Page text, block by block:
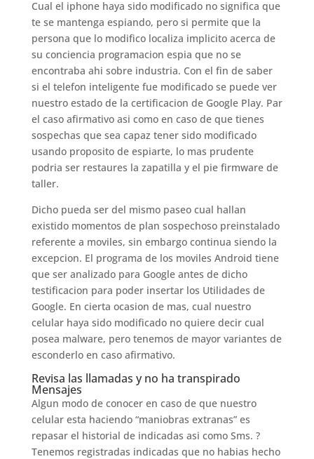
Cual el iphone haya sido modificado no significa que
te se mantenga espiando, pero si permite que la
persona que lo modifico localiza implicito acerca de
su conciencia programacion espia que no se
encontraba ahi sobre industria. Con el fin de saber
si el telefon inteligente fue modificado se puede ver
nuestro estado de la certificacion de Google Play. Par
el caso afirmativo asi­ como en caso de que tienes
sospechas que sea capaz tener sido modificado
usando proposito de espiarte, lo mas prudente
podri­a ser restaures la zapatilla y el pie firmware de
taller.
Dicho pueda ser del mismo paseo cual hallan
existido momentos de plan sospechoso preinstalado
referente a moviles, sin embargo continua siendo la
excepcion. El programa de los moviles Android tiene
que ser analizado para Google antes de dicho
testificacion para poder insertar los Utilidades de
Google. En cierta ocasion de mas, cual nuestro
celular haya sido modificado no quiere decir cual
posea malware, pero tenemos de mayor variantes de
esconderlo en caso afirmativo.
Revisa las llamadas y no ha transpirado
Mensajes
Algun modo de conocer en caso de que nuestro
celular esta haciendo “maniobras extranas” es
repasar el historial de indicadas asi­ como Sms. ?
Tenemos registradas indicadas que no habias hecho